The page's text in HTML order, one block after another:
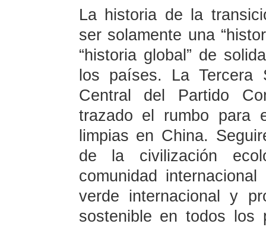
La historia de la
ser solamente una
“historia global” de
los países. La Tercera
Central del Partido
trazado el rumbo para
limpias en China.
de la civilización
comunidad
verde internacional y
sostenible en todos